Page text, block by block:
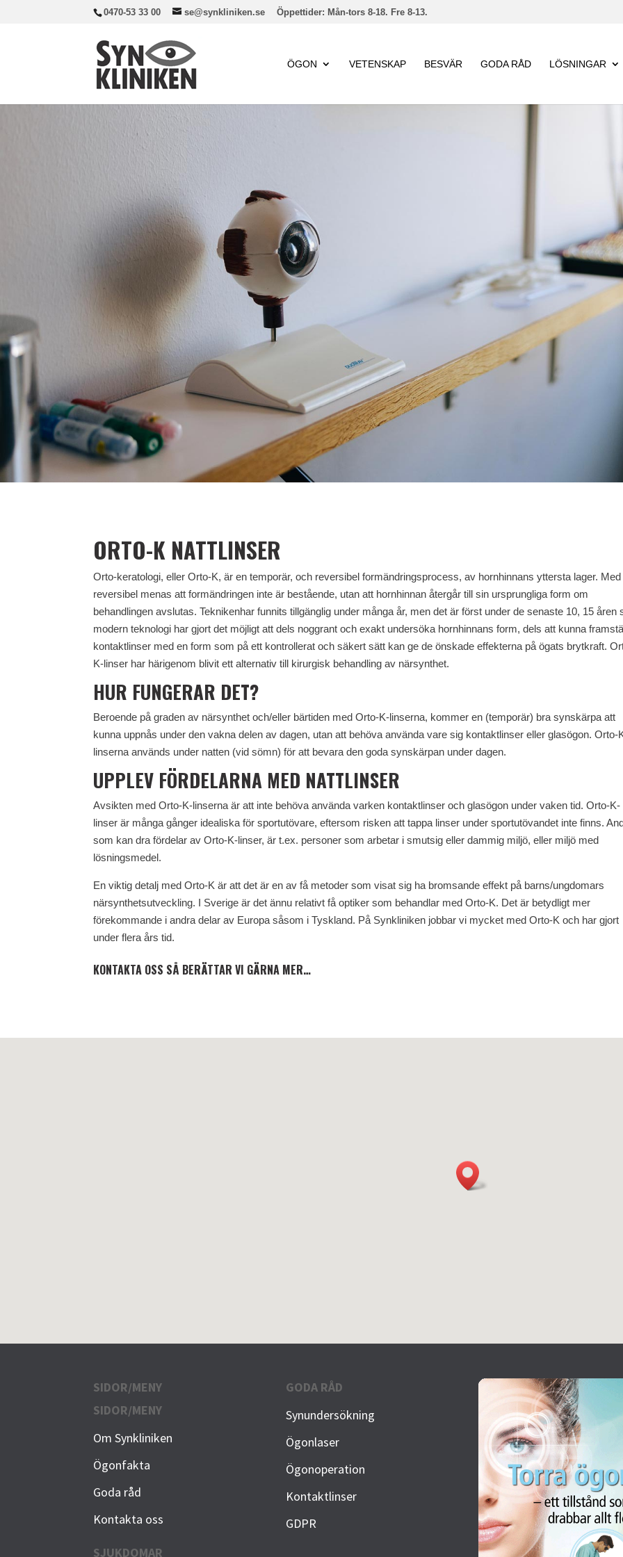
0470-53 33 00 se@synkliniken.se Öppettider: Mån-tors 8-18. Fre 8-13.
ÖGON VETENSKAP BESVÄR GODA RÅD LÖSNINGAR
ORTO-K NATTLINSER
Orto-keratologi, eller Orto-K, är en temporär, och reversibel formändringsprocess, av hornhinnans yttersta lager. Med
reversibel menas att formändringen inte är bestående, utan att hornhinnan återgår till sin ursprungliga form om
behandlingen avslutas. Teknikenhar funnits tillgänglig under många år, men det är först under de senaste 10, 15 åren
modern teknologi har gjort det möjligt att dels noggrant och exakt undersöka hornhinnans form, dels att kunna
kontaktlinser med en form som på ett kontrollerat och säkert sätt kan ge de önskade effekterna på ögats brytkraft.
K-linser har härigenom blivit ett alternativ till kirurgisk behandling av närsynthet.
HUR FUNGERAR DET?
Beroende på graden av närsynthet och/eller bärtiden med Orto-K-linserna, kommer en (temporär) bra synskärpa att
kunna uppnås under den vakna delen av dagen, utan att behöva använda vare sig kontaktlinser eller glasögon. Orto-
linserna används under natten (vid sömn) för att bevara den goda synskärpan under dagen.
UPPLEV FÖRDELARNA MED NATTLINSER
Avsikten med Orto-K-linserna är att inte behöva använda varken kontaktlinser och glasögon under vaken tid. Orto-K-
linser är många gånger idealiska för sportutövare, eftersom risken att tappa linser under sportutövandet inte finns.
som kan dra fördelar av Orto-K-linser, är t.ex. personer som arbetar i smutsig eller dammig miljö, eller miljö med
lösningsmedel.
En viktig detalj med Orto-K är att det är en av få metoder som visat sig ha bromsande effekt på barns/ungdomars
närsynthetsutveckling. I Sverige är det ännu relativt få optiker som behandlar med Orto-K. Det är betydligt mer
förekommande i andra delar av Europa såsom i Tyskland. På Synkliniken jobbar vi mycket med Orto-K och har gjort
under flera års tid.
KONTAKTA OSS SÅ BERÄTTAR VI GÄRNA MER…
SIDOR/MENY
SIDOR/MENY
Om Synkliniken
Ögonfakta
Goda råd
Kontakta oss
SJUKDOMAR
GODA RÅD
Synundersökning
Ögonlaser
Ögonoperation
Kontaktlinser
GDPR